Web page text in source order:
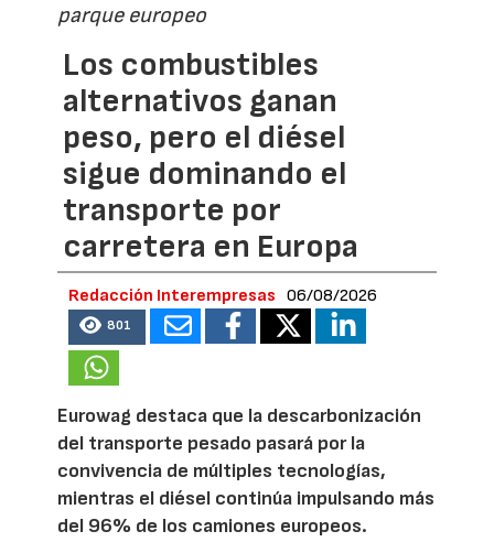
parque europeo
Los combustibles
alternativos ganan
peso, pero el diésel
sigue dominando el
transporte por
carretera en Europa
Redacción Interempresas 06/08/2026
801
Eurowag destaca que la descarbonización
del transporte pesado pasará por la
convivencia de múltiples tecnologías,
mientras el diésel continúa impulsando más
del 96% de los camiones europeos.